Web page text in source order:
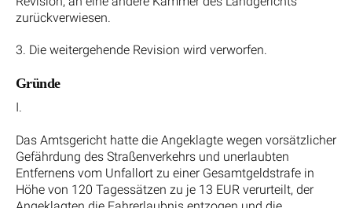
zurückverwiesen.
3. Die weitergehende Revision wird verworfen.
Gründe
I.
Das Amtsgericht hatte die Angeklagte wegen vorsätzlicher
Gefährdung des Straßenverkehrs und unerlaubten
Entfernens vom Unfallort zu einer Gesamtgeldstrafe in
Höhe von 120 Tagessätzen zu je 13 EUR verurteilt, der